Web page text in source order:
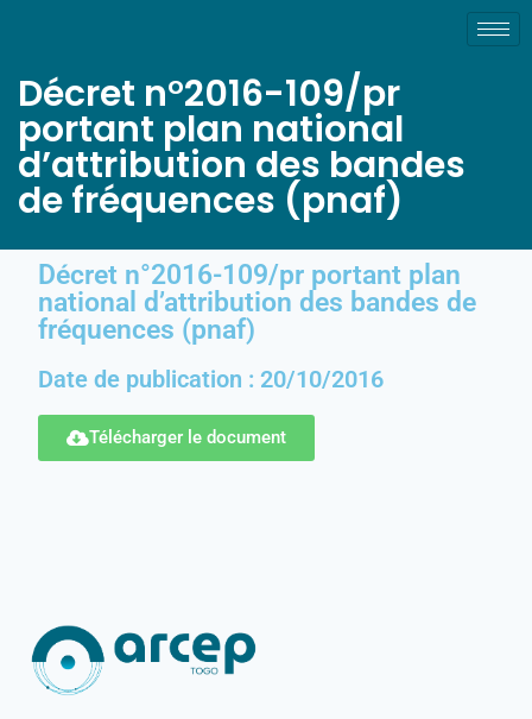
Décret n°2016-109/pr
portant plan national
d’attribution des bandes
de fréquences (pnaf)
Décret n°2016-109/pr portant plan
national d’attribution des bandes de
fréquences (pnaf)
Date de publication : 20/10/2016
Télécharger le document